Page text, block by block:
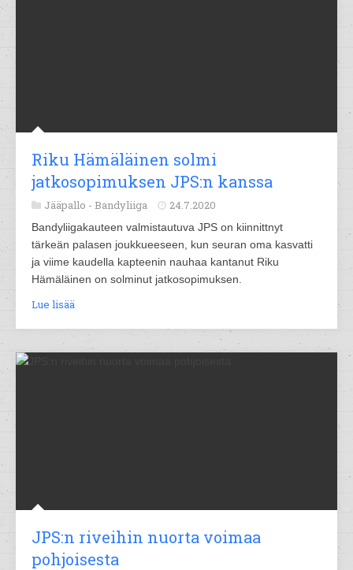
Riku Hämäläinen solmi
jatkosopimuksen JPS:n kanssa
Jääpallo - Bandyliiga 24.7.2020
Bandyliigakauteen valmistautuva JPS on kiinnittnyt
tärkeän palasen joukkueeseen, kun seuran oma kasvatti
ja viime kaudella kapteenin nauhaa kantanut Riku
Hämäläinen on solminut jatkosopimuksen.
Lue lisää
JPS:n riveihin nuorta voimaa
pohjoisesta